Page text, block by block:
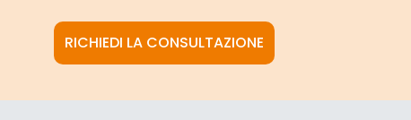
RICHIEDI LA CONSULTAZIONE